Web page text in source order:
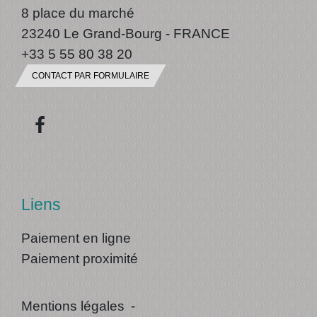
8 place du marché
23240 Le Grand-Bourg - FRANCE
+33 5 55 80 38 20
CONTACT PAR FORMULAIRE
Liens
Paiement en ligne
Paiement proximité
Mentions légales -